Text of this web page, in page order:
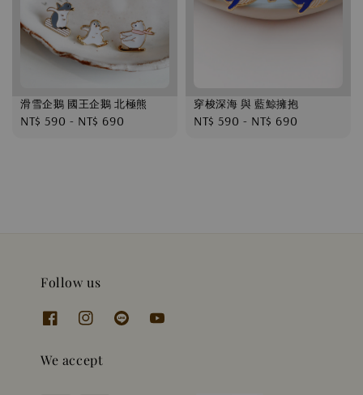
滑雪企鵝 國王企鵝 北極熊
Regular
NT$ 590 - NT$ 690
穿梭深海 與 藍鯨擁抱
Regular
NT$ 590 - NT$ 690
Follow us
We accept